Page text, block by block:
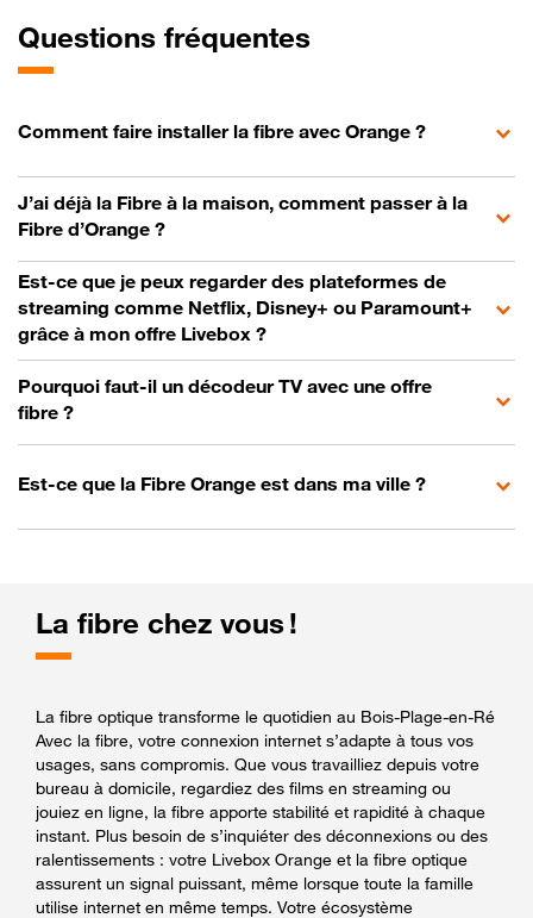
Questions fréquentes
Comment faire installer la fibre avec Orange ?
J’ai déjà la Fibre à la maison, comment passer à la
Fibre d’Orange ?
Est-ce que je peux regarder des plateformes de
streaming comme Netflix, Disney+ ou Paramount+
grâce à mon offre Livebox ?
Pourquoi faut-il un décodeur TV avec une offre
fibre ?
Est-ce que la Fibre Orange est dans ma ville ?
La fibre chez vous !
La fibre optique transforme le quotidien au Bois-Plage-en-Ré
Avec la fibre, votre connexion internet s’adapte à tous vos
usages, sans compromis. Que vous travailliez depuis votre
bureau à domicile, regardiez des films en streaming ou
jouiez en ligne, la fibre apporte stabilité et rapidité à chaque
instant. Plus besoin de s’inquiéter des déconnexions ou des
ralentissements : votre Livebox Orange et la fibre optique
assurent un signal puissant, même lorsque toute la famille
utilise internet en même temps. Votre écosystème